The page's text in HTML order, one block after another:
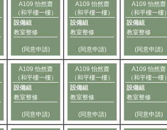
A109 怡然齋
（和平樓一樓）
設備組
教室整修
(同意申請)
A109 怡然齋
（和平樓一樓）
設備組
教室整修
(同意申請)
A109 怡然齋
（和平樓一樓）
設備組
教室整修
(同意申請)
A109 怡然齋
（和平樓一樓）
設備組
教室整修
(同意申請)
A109 怡然齋
（和平樓一樓）
設備組
教室整修
(同意申請)
A109 怡然齋
（和平樓一樓）
設備組
教室整修
(同意申請)